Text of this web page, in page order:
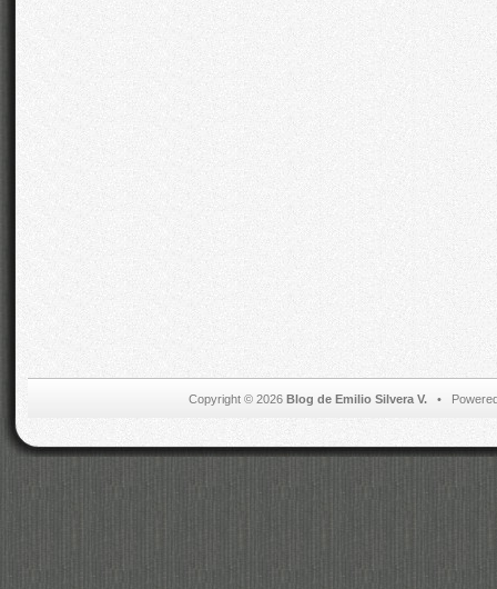
Copyright © 2026 Blog de Emilio Silvera V.•